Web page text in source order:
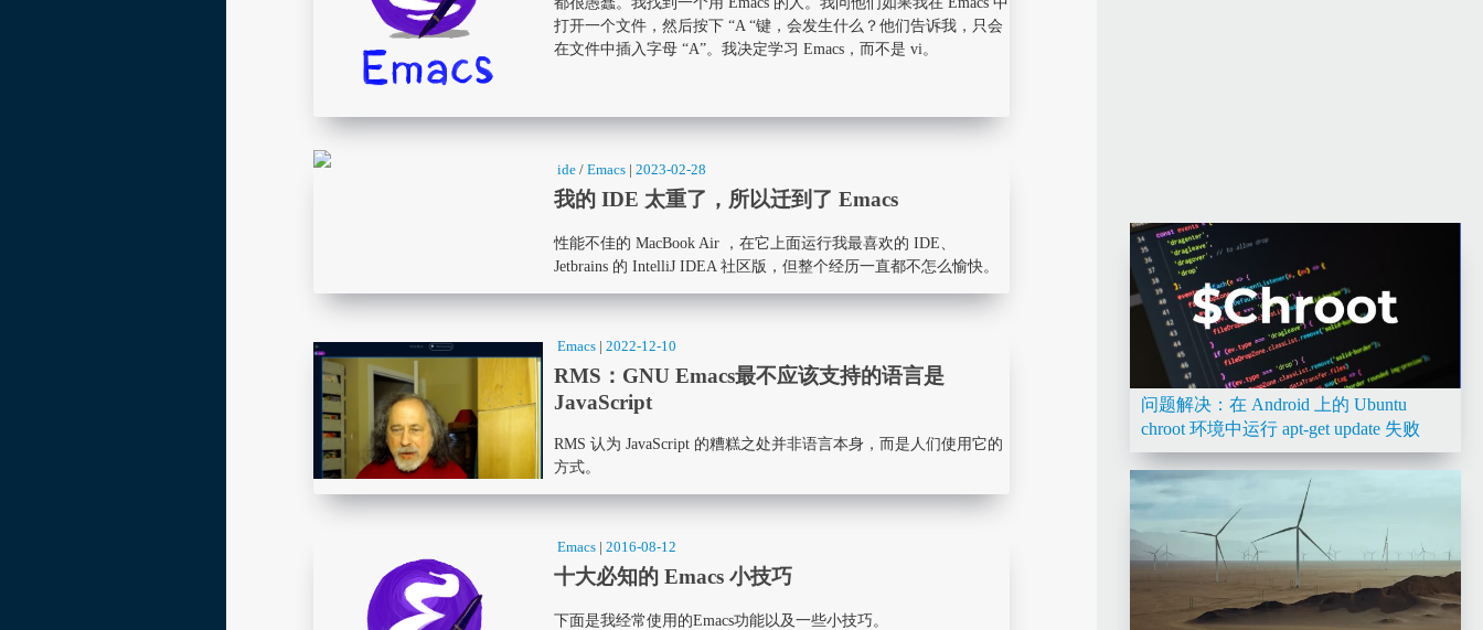
打开一个文件，然后按下 “A “键，会发生什么？他们告诉我，只会
在文件中插入字母 “A”。我决定学习 Emacs，而不是 vi。
ide / Emacs |2023-02-28
我的 IDE 太重了，所以迁到了 Emacs
性能不佳的 MacBook Air ，在它上面运行我最喜欢的 IDE、
Jetbrains 的 IntelliJ IDEA 社区版，但整个经历一直都不怎么愉快。
Emacs |2022-12-10
RMS：GNU Emacs最不应该支持的语言是
JavaScript
RMS 认为 JavaScript 的糟糕之处并非语言本身，而是人们使用它的
方式。
Emacs |2016-08-12
十大必知的 Emacs 小技巧
下面是我经常使用的Emacs功能以及一些小技巧。
问题解决：在 Android 上的 Ubuntu
chroot 环境中运行 apt-get update 失败